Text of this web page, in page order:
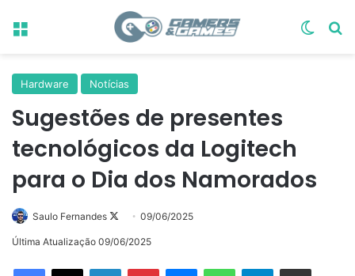
Menu
Hardware Notícias
Sugestões de presentes
tecnológicos da Logitech
para o Dia dos Namorados
Saulo Fernandes
Follow09/06/2025
Última Atualização 09/06/2025
LinkedinPinterestMessengerWhatsAppTelegramCompartilhar via e-mail